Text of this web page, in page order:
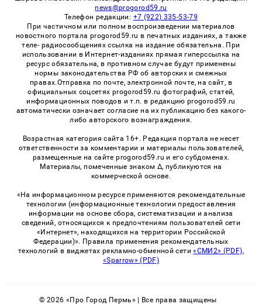
news@progorod59.ru
Телефон редакции: +7 (922) 335-53-79
При частичном или полном воспроизведении материалов
новостного портала progorod59.ru в печатных изданиях, а также
теле- радиосообщениях ссылка на издание обязательна. При
использовании в Интернет-изданиях прямая гиперссылка на
ресурс обязательна, в противном случае будут применены
нормы законодательства РФ об авторских и смежных
правах.Отправка по почте, электронной почте, на сайт, в
официальных соцсетях progorod59.ru фотографий, статей,
информационных поводов и т.п. в редакцию progorod59.ru
автоматически означает согласие на их публикацию без какого-
либо авторского вознаграждения.
Возрастная категория сайта 16+. Редакция портала не несет
ответственности за комментарии и материалы пользователей,
размещенные на сайте progorod59.ru и его субдоменах.
Материалы, помеченные знаком Δ, публикуются на
коммерческой основе.
«На информационном ресурсе применяются рекомендательные
технологии (информационные технологии предоставления
информации на основе сбора, систематизации и анализа
сведений, относящихся к предпочтениям пользователей сети
«Интернет», находящихся на территории Российской
Федерации)». Правила применения рекомендательных
технологий в виджетах рекламно-обменной сети«СМИ2» (PDF),
«Sparrow» (PDF)
© 2026 «Про Город Пермь» | Все права защищены